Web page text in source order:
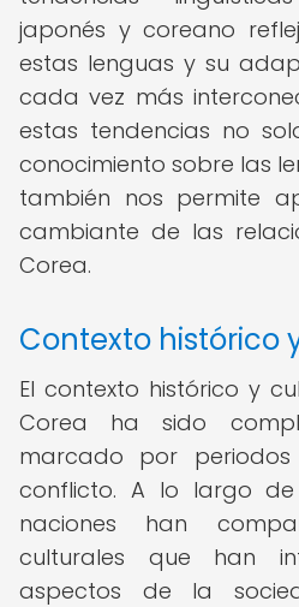
japonés y coreano
estas lenguas y su
cada vez más
estas tendencias no
conocimiento sobre las
también nos permite
cambiante de las
Corea.
Contexto histórico
El contexto histórico y
Corea ha sido
marcado por
conflicto. A lo largo
naciones han
culturales que han
aspectos de la